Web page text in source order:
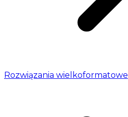
Rozwiązania wielkoformatowe